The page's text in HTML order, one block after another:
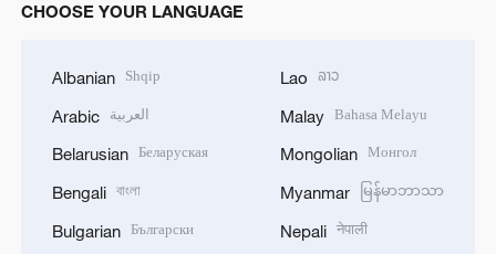
CHOOSE YOUR LANGUAGE
Albanian Shqip
Arabic العربية
Belarusian Беларуская
Bengali বাংলা
Bulgarian Български
Lao ລາວ
Malay Bahasa Melayu
Mongolian Монгол
Myanmar မြန်မာဘာသာ
Nepali नेपाली